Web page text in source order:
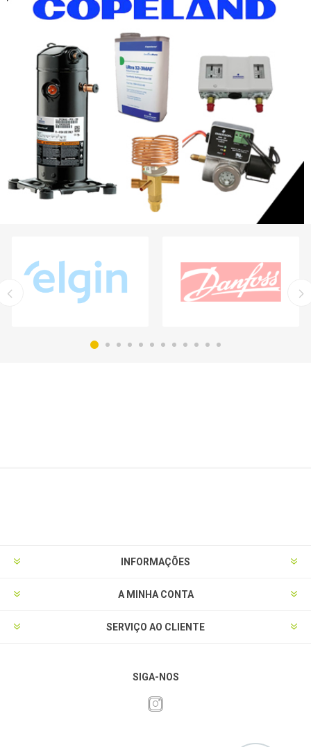
INFORMAÇÕES
A MINHA CONTA
SERVIÇO AO CLIENTE
SIGA-NOS